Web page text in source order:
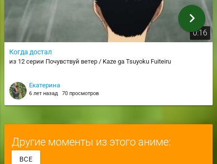
0:16
Когда достал
из 12 серии Почувствуй ветер / Kaze ga Tsuyoku Fuiteiru
Екатерина
6 лет назад 70 просмотров
chevron_right
Другие моменты из этого аниме:
ВСЕ